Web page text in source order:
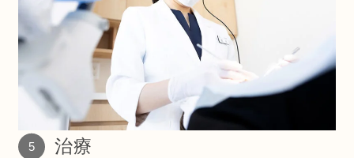
治療